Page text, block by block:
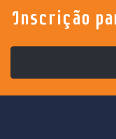
Inscrição